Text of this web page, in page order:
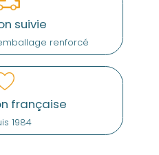
suivie
renforcé
française
1984